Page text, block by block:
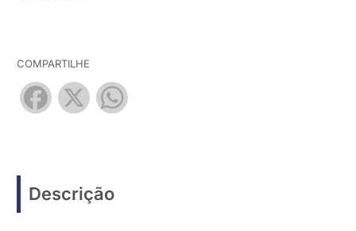
COMPARTILHE
Facebook
X
Descrição